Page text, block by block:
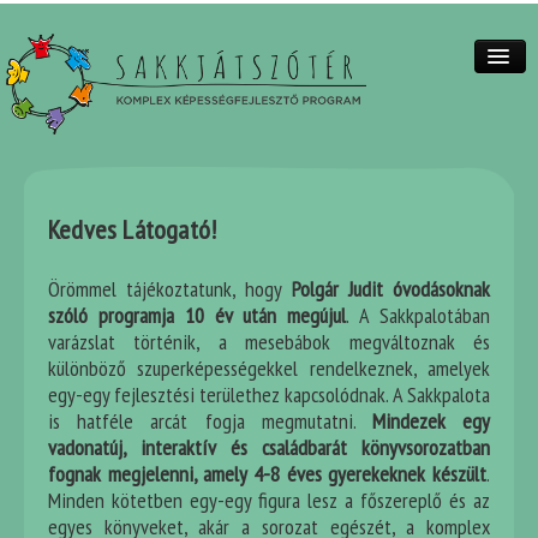
Kedves Látogató!
Örömmel tájékoztatunk, hogy Polgár Judit óvodásoknak
szóló programja 10 év után megújul. A Sakkpalotában
varázslat történik, a mesebábok megváltoznak és
különböző szuperképességekkel rendelkeznek, amelyek
egy-egy fejlesztési területhez kapcsolódnak. A Sakkpalota
is hatféle arcát fogja megmutatni. Mindezek egy
vadonatúj, interaktív és családbarát könyvsorozatban
fognak megjelenni, amely 4-8 éves gyerekeknek készült.
Minden kötetben egy-egy figura lesz a főszereplő és az
egyes könyveket, akár a sorozat egészét, a komplex